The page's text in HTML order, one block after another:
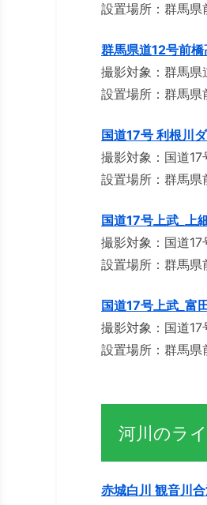
設置場所：群馬県
群馬県道12号前
撮影対象：群馬県
設置場所：群馬県
国道17号 利根川
撮影対象：国道
設置場所：群馬県
国道17号上武_上
撮影対象：国道17
設置場所：群馬県
国道17号上武_富
撮影対象：国道17
設置場所：群馬
河川のラ
赤城白川 観音川